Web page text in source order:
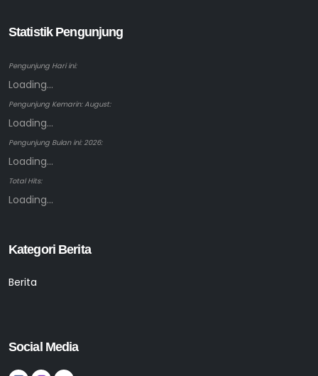
Statistik Pengunjung
Pengunjung Hari ini:
Loading...
Pengunjung Kemarin: August:
Loading...
Pengunjung Bulan ini: 2026:
Loading...
Total Hits:
Loading...
Kategori Berita
Berita
Social Media